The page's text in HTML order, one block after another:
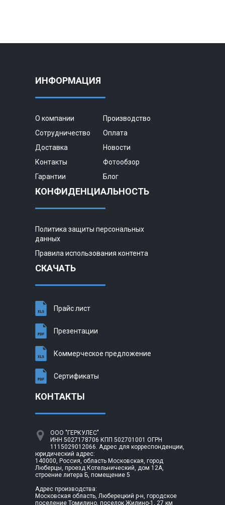
ИНФОРМАЦИЯ
О компании
Производство
Сотрудничество
Оплата
Доставка
Новости
Контакты
Фотообзор
Гарантии
Блог
КОНФИДЕНЦИАЛЬНОСТЬ
Политика защиты персональных
данных
Правила использования контента
СКАЧАТЬ
Прайс лист
Презентации
Коммерческое предложение
Сертификаты
КОНТАКТЫ
ООО "ГЕРКУЛЕС"
ИНН 5027178706 КПП 502701001 ОГРН
1115029012066. Адрес для корреспонденции,
юридический адрес:
140000, Россия, область Московская, город
Люберцы, проезд Котельнический, дом 12А,
строение литера Б, помещение 5
Адрес производства:
Московская область, Люберецкий р-н, городское
поселение Томилино, поселок Жилино-1, 27 км